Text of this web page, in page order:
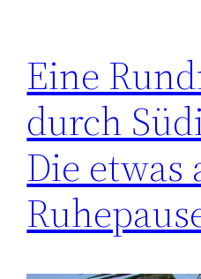
Eine
durch
Die etwas